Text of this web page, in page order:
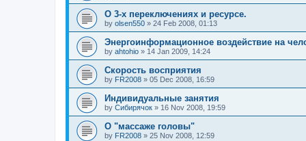
О 3-х переключениях и ресурсе.
by olsen550 » 24 Feb 2008, 01:13
Энергоинформационное воздействие на
by ahtohio » 14 Jan 2009, 14:24
Скорость восприятия
by FR2008 » 05 Dec 2008, 16:59
Индивидуальные занятия
by Сибирячок » 16 Nov 2008, 19:59
О "массаже головы"
by FR2008 » 25 Nov 2008, 12:59